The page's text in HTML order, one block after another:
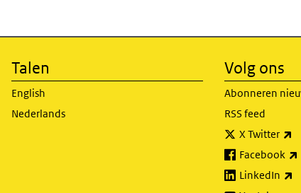
Talen
English
Nederlands
Volg ons
Abonneren
RSS feed
X Twitter
Facebook
LinkedIn